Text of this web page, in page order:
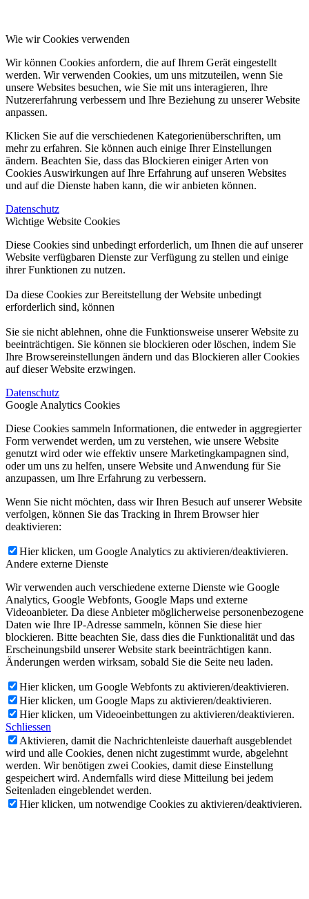
Wie wir Cookies verwenden
Wir können Cookies anfordern, die auf Ihrem Gerät eingestellt
werden. Wir verwenden Cookies, um uns mitzuteilen, wenn Sie
unsere Websites besuchen, wie Sie mit uns interagieren, Ihre
Nutzererfahrung verbessern und Ihre Beziehung zu unserer Website
anpassen.
Klicken Sie auf die verschiedenen Kategorienüberschriften, um
mehr zu erfahren. Sie können auch einige Ihrer Einstellungen
ändern. Beachten Sie, dass das Blockieren einiger Arten von
Cookies Auswirkungen auf Ihre Erfahrung auf unseren Websites
und auf die Dienste haben kann, die wir anbieten können.
Datenschutz
Wichtige Website Cookies
Diese Cookies sind unbedingt erforderlich, um Ihnen die auf unserer
Website verfügbaren Dienste zur Verfügung zu stellen und einige
ihrer Funktionen zu nutzen.
Da diese Cookies zur Bereitstellung der Website unbedingt
erforderlich sind, können
Sie sie nicht ablehnen, ohne die Funktionsweise unserer Website zu
beeinträchtigen. Sie können sie blockieren oder löschen, indem Sie
Ihre Browsereinstellungen ändern und das Blockieren aller Cookies
auf dieser Website erzwingen.
Datenschutz
Google Analytics Cookies
Diese Cookies sammeln Informationen, die entweder in aggregierter
Form verwendet werden, um zu verstehen, wie unsere Website
genutzt wird oder wie effektiv unsere Marketingkampagnen sind,
oder um uns zu helfen, unsere Website und Anwendung für Sie
anzupassen, um Ihre Erfahrung zu verbessern.
Wenn Sie nicht möchten, dass wir Ihren Besuch auf unserer Website
verfolgen, können Sie das Tracking in Ihrem Browser hier
deaktivieren:
Hier klicken, um Google Analytics zu aktivieren/deaktivieren.
Andere externe Dienste
Wir verwenden auch verschiedene externe Dienste wie Google
Analytics, Google Webfonts, Google Maps und externe
Videoanbieter. Da diese Anbieter möglicherweise personenbezogene
Daten wie Ihre IP-Adresse sammeln, können Sie diese hier
blockieren. Bitte beachten Sie, dass dies die Funktionalität und das
Erscheinungsbild unserer Website stark beeinträchtigen kann.
Änderungen werden wirksam, sobald Sie die Seite neu laden.
Hier klicken, um Google Webfonts zu aktivieren/deaktivieren.
Hier klicken, um Google Maps zu aktivieren/deaktivieren.
Hier klicken, um Videoeinbettungen zu aktivieren/deaktivieren.
Schliessen
Aktivieren, damit die Nachrichtenleiste dauerhaft ausgeblendet
wird und alle Cookies, denen nicht zugestimmt wurde, abgelehnt
werden. Wir benötigen zwei Cookies, damit diese Einstellung
gespeichert wird. Andernfalls wird diese Mitteilung bei jedem
Seitenladen eingeblendet werden.
Hier klicken, um notwendige Cookies zu aktivieren/deaktivieren.